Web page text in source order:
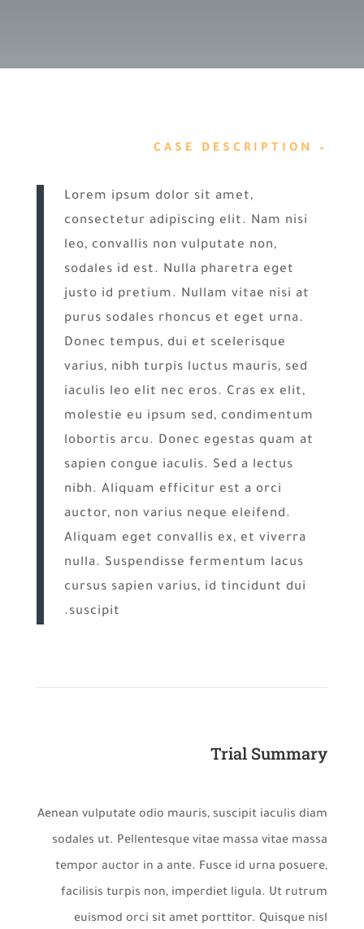
– CASE DESCRIPTION
Lorem ipsum dolor sit amet,
consectetur adipiscing elit. Nam nisi
leo, convallis non vulputate non,
sodales id est. Nulla pharetra eget
justo id pretium. Nullam vitae nisi at
purus sodales rhoncus et eget urna.
Donec tempus, dui et scelerisque
varius, nibh turpis luctus mauris, sed
iaculis leo elit nec eros. Cras ex elit,
molestie eu ipsum sed, condimentum
lobortis arcu. Donec egestas quam at
sapien congue iaculis. Sed a lectus
nibh. Aliquam efficitur est a orci
auctor, non varius neque eleifend.
Aliquam eget convallis ex, et viverra
nulla. Suspendisse fermentum lacus
cursus sapien varius, id tincidunt dui
suscipit.
Trial Summary
Aenean vulputate odio mauris, suscipit iaculis diam
sodales ut. Pellentesque vitae massa vitae massa
tempor auctor in a ante. Fusce id urna posuere,
facilisis turpis non, imperdiet ligula. Ut rutrum
euismod orci sit amet porttitor. Quisque nisl